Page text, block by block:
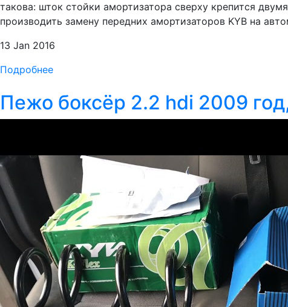
такова: шток стойки амортизатора сверху крепится
производить замену передних амортизаторов KYB на
13 Jan 2016
Подробнее
Пежо боксёр 2.2 hdi 2009